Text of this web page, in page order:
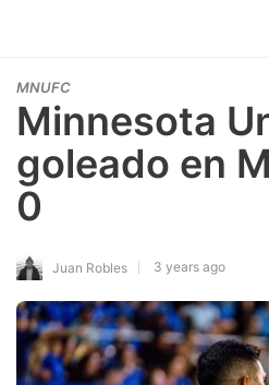
MNUFC
Minnesota
goleado en
0
Juan Robles 3 years ago